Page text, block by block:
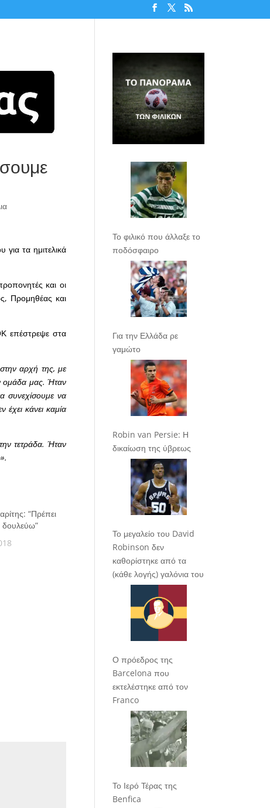
τα ημιτελικά
και οι
Προμηθέας και
επέστρεψε στα
αρχή της, με
ομάδα μας. Ήταν
συνεχίσουμε να
κάνει καμία
τετράδα. Ήταν
“Πρέπει
δουλεύω”
Το φιλικό που άλλαξε το
ποδόσφαιρο
Για την Ελλάδα ρε
γαμώτο
Robin van Persie: Η
δικαίωση της ύβρεως
Το μεγαλείο του David
Robinson δεν
καθορίστηκε από τα
(κάθε λογής) γαλόνια του
Ο πρόεδρος της
Barcelona που
εκτελέστηκε από τον
Franco
Το Ιερό Τέρας της
Benfica